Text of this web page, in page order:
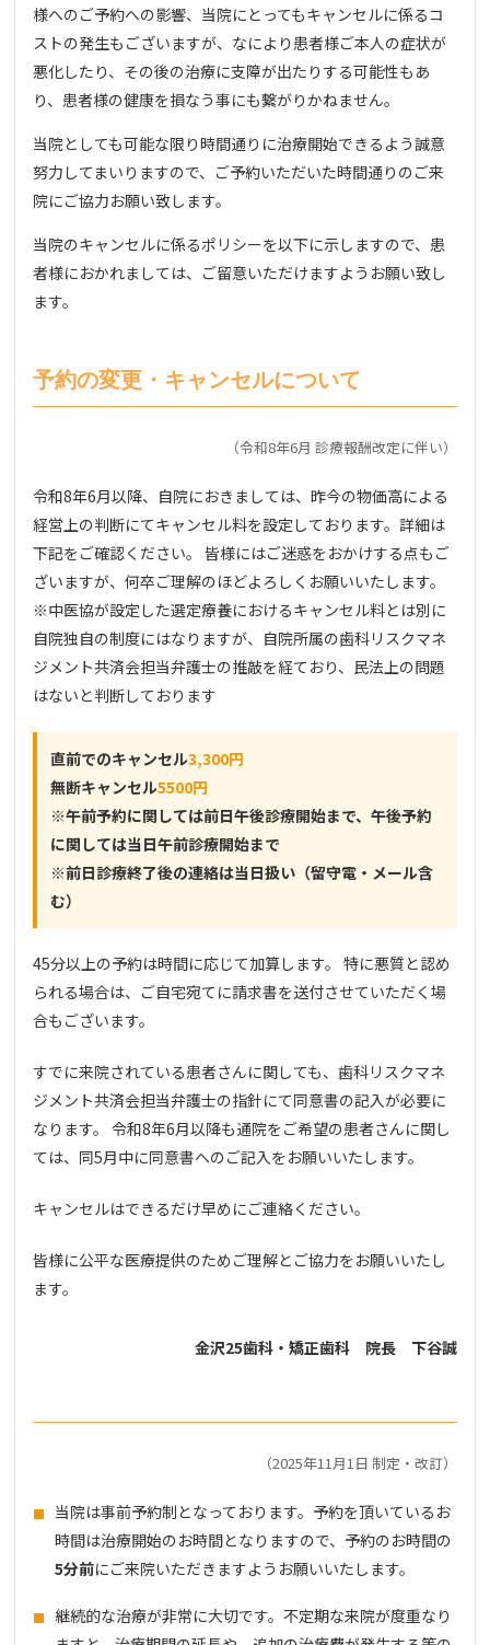
様へのご予約への影響、当院にとってもキャンセルに係るコ
ストの発生もございますが、なにより患者様ご本人の症状が
悪化したり、その後の治療に支障が出たりする可能性もあ
り、患者様の健康を損なう事にも繋がりかねません。
当院としても可能な限り時間通りに治療開始できるよう誠意
努力してまいりますので、ご予約いただいた時間通りのご来
院にご協力お願い致します。
当院のキャンセルに係るポリシーを以下に示しますので、患
者様におかれましては、ご留意いただけますようお願い致し
ます。
予約の変更・キャンセルについて
（令和8年6月 診療報酬改定に伴い）
令和8年6月以降、自院におきましては、昨今の物価高による
経営上の判断にてキャンセル料を設定しております。詳細は
下記をご確認ください。 皆様にはご迷惑をおかけする点もご
ざいますが、何卒ご理解のほどよろしくお願いいたします。
※中医協が設定した選定療養におけるキャンセル料とは別に
自院独自の制度にはなりますが、自院所属の歯科リスクマネ
ジメント共済会担当弁護士の推敲を経ており、民法上の問題
はないと判断しております
直前でのキャンセル3,300円
無断キャンセル5500円
※午前予約に関しては前日午後診療開始まで、午後予約
に関しては当日午前診療開始まで
※前日診療終了後の連絡は当日扱い（留守電・メール含
む）
45分以上の予約は時間に応じて加算します。 特に悪質と認め
られる場合は、ご自宅宛てに請求書を送付させていただく場
合もございます。
すでに来院されている患者さんに関しても、歯科リスクマネ
ジメント共済会担当弁護士の指針にて同意書の記入が必要に
なります。 令和8年6月以降も通院をご希望の患者さんに関し
ては、同5月中に同意書へのご記入をお願いいたします。
キャンセルはできるだけ早めにご連絡ください。
皆様に公平な医療提供のためご理解とご協力をお願いいたし
ます。
金沢25歯科・矯正歯科 院長 下谷誠
（2025年11月1日 制定・改訂）
当院は事前予約制となっております。予約を頂いているお
時間は治療開始のお時間となりますので、予約のお時間の
5分前にご来院いただきますようお願いいたします。
継続的な治療が非常に大切です。不定期な来院が度重なり